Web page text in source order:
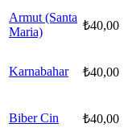
Armut (Santa
Maria)
₺40,00
Karnabahar ₺40,00
Biber Cin ₺40,00